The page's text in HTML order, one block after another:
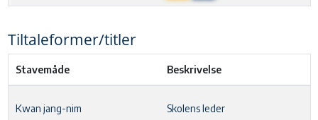
Tiltaleformer/titler
Stavemåde Beskrivelse
Kwan jang-nim Skolens leder